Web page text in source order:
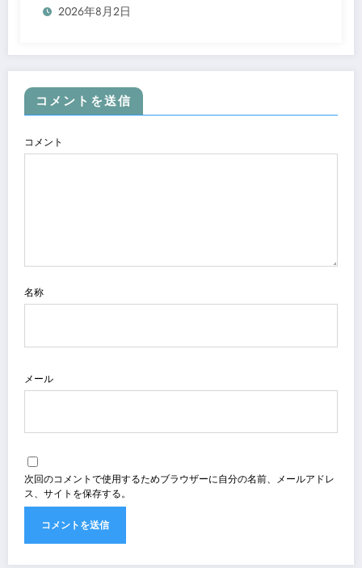
2026年8月2日
コメントを送信
コメント
名称
メール
次回のコメントで使用するためブラウザーに自分の名前、メールアドレ
ス、サイトを保存する。